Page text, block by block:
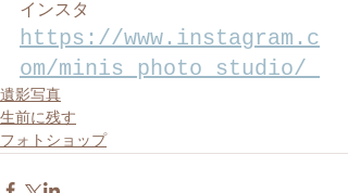
インスタ
https://www.instagram.c
om/minis_photo_studio/
遺影写真
生前に残す
フォトショップ